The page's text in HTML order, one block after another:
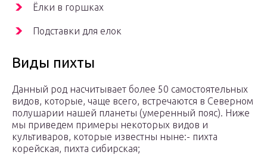
Ёлки в горшках
Подставки для елок
Виды пихты
Данный род насчитывает более 50 самостоятельных
видов, которые, чаще всего, встречаются в Северном
полушарии нашей планеты (умеренный пояс). Ниже
мы приведем примеры некоторых видов и
культиваров, которые известны ныне:- пихта
корейская, пихта сибирская;